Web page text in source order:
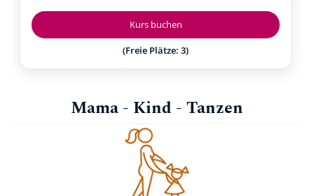
Kurs buchen
(Freie Plätze: 3)
Mama - Kind - Tanzen